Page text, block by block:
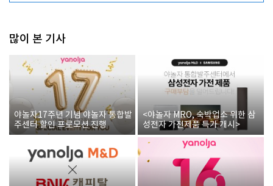
많이 본 기사
야놀자17주년 기념 야놀자 통합발
주센터 할인 프로모션 진행
<야놀자 MRO, 숙박업소 위한 삼
성전자 가전제품 특가 개시>